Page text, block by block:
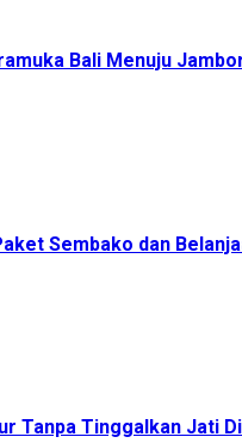
Bali Menuju
Sembako dan
Tanpa Tinggalkan Jati